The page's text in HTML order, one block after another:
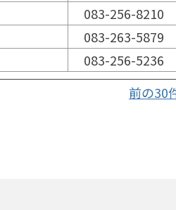
083-256-8210
083-263-5879
083-256-5236
前の30